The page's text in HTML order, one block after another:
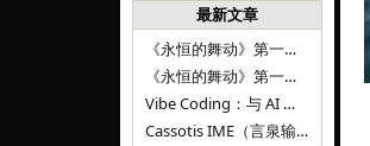
最新文章
《永恒的舞动》第一百二十八章
《永恒的舞动》第一百二十七章
Vibe Coding：与 AI 并肩进步——言泉输入法 v0.4.1
Cassotis IME（言泉输入法）v0.3.1